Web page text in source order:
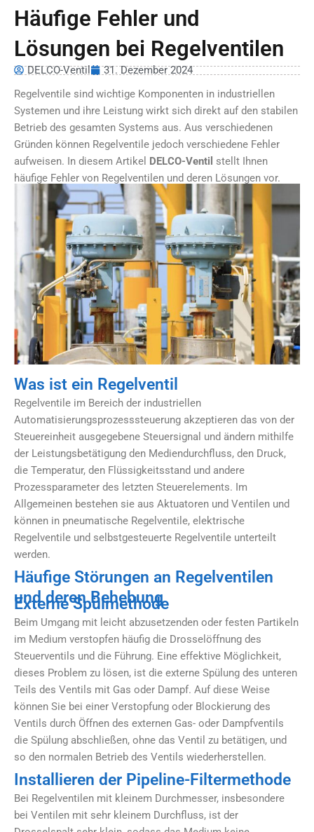
Häufige Fehler und
Lösungen bei Regelventilen
DELCO-Ventil
31. Dezember 2024
Regelventile sind wichtige Komponenten in industriellen
Systemen und ihre Leistung wirkt sich direkt auf den stabilen
Betrieb des gesamten Systems aus. Aus verschiedenen
Gründen können Regelventile jedoch verschiedene Fehler
aufweisen. In diesem Artikel DELCO-Ventil stellt Ihnen
häufige Fehler von Regelventilen und deren Lösungen vor.
Was ist ein Regelventil
Regelventile im Bereich der industriellen
Automatisierungsprozesssteuerung akzeptieren das von der
Steuereinheit ausgegebene Steuersignal und ändern mithilfe
der Leistungsbetätigung den Mediendurchfluss, den Druck,
die Temperatur, den Flüssigkeitsstand und andere
Prozessparameter des letzten Steuerelements. Im
Allgemeinen bestehen sie aus Aktuatoren und Ventilen und
können in pneumatische Regelventile, elektrische
Regelventile und selbstgesteuerte Regelventile unterteilt
werden.
Häufige Störungen an Regelventilen
und deren Behebung
Externe Spülmethode
Beim Umgang mit leicht abzusetzenden oder festen Partikeln
im Medium verstopfen häufig die Drosselöffnung des
Steuerventils und die Führung. Eine effektive Möglichkeit,
dieses Problem zu lösen, ist die externe Spülung des unteren
Teils des Ventils mit Gas oder Dampf. Auf diese Weise
können Sie bei einer Verstopfung oder Blockierung des
Ventils durch Öffnen des externen Gas- oder Dampfventils
die Spülung abschließen, ohne das Ventil zu betätigen, und
so den normalen Betrieb des Ventils wiederherstellen.
Installieren der Pipeline-Filtermethode
Bei Regelventilen mit kleinem Durchmesser, insbesondere
bei Ventilen mit sehr kleinem Durchfluss, ist der